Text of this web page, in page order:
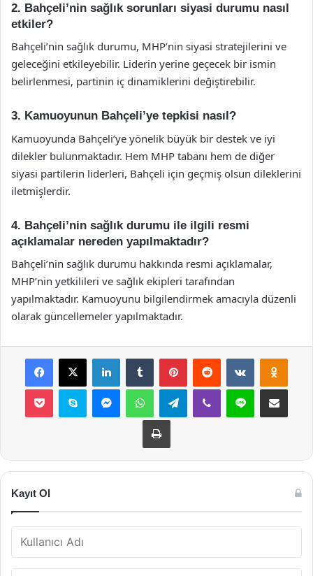
2. Bahçeli’nin sağlık sorunları siyasi durumu nasıl
etkiler?
Bahçeli’nin sağlık durumu, MHP’nin siyasi stratejilerini ve
geleceğini etkileyebilir. Liderin yerine geçecek bir ismin
belirlenmesi, partinin iç dinamiklerini değiştirebilir.
3. Kamuoyunun Bahçeli’ye tepkisi nasıl?
Kamuoyunda Bahçeli’ye yönelik büyük bir destek ve iyi
dilekler bulunmaktadır. Hem MHP tabanı hem de diğer
siyasi partilerin liderleri, Bahçeli için geçmiş olsun dileklerini
iletmişlerdir.
4. Bahçeli’nin sağlık durumu ile ilgili resmi
açıklamalar nereden yapılmaktadır?
Bahçeli’nin sağlık durumu hakkında resmi açıklamalar,
MHP’nin yetkilileri ve sağlık ekipleri tarafından
yapılmaktadır. Kamuoyunu bilgilendirmek amacıyla düzenli
olarak güncellemeler yapılmaktadır.
Facebook
X LinkedInTumblr PinterestReddit VKontakte
Pocket Skype MessengerWhatsAppTelegramViber Line E-Posta ile
Yazdır
Kayıt Ol